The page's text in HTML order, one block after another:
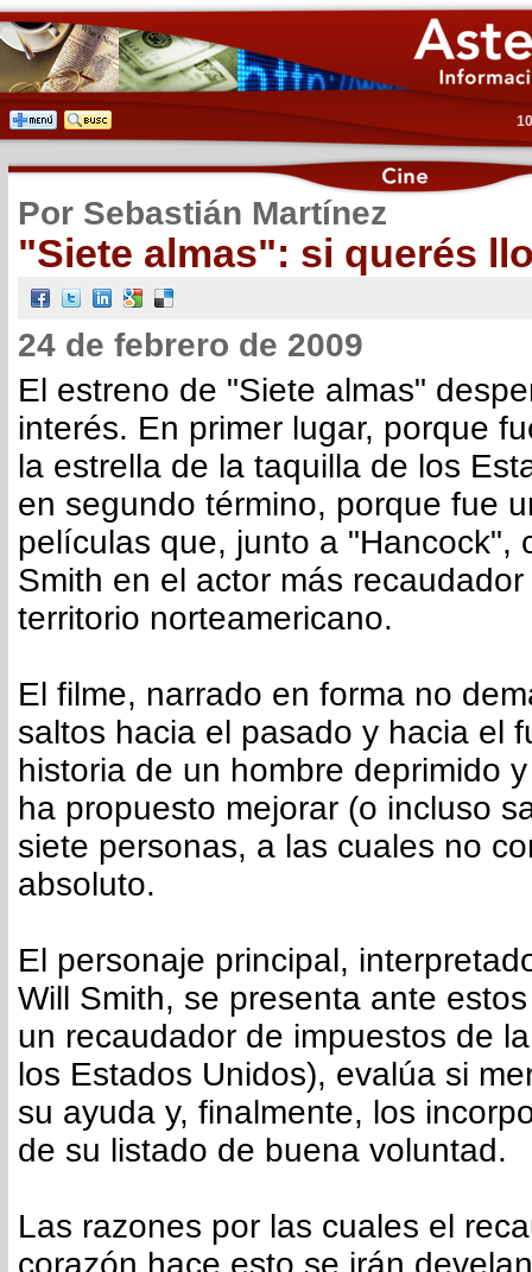
Por Sebastián Martínez
"Siete almas": si querés
24 de febrero de 2009
El estreno de "Siete almas"
interés. En primer lugar, porque
la estrella de la taquilla de los
en segundo término, porque fue
películas que, junto a "Hancock",
Smith en el actor más
territorio norteamericano.
El filme, narrado en forma no
saltos hacia el pasado y hacia el
historia de un hombre deprimido
ha propuesto mejorar (o incluso
siete personas, a las cuales no
absoluto.
El personaje principal,
Will Smith, se presenta ante
un recaudador de impuestos de
los Estados Unidos), evalúa si
su ayuda y, finalmente, los
de su listado de buena voluntad.
Las razones por las cuales el
corazón hace esto se irán